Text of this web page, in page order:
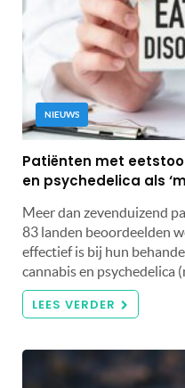
NIEUWS
Patiënten met
en psychedelica als
Meer dan zevenduizend
83 landen beoordeelden
effectief is bij hun
cannabis en psychedelica
LEES VERDER